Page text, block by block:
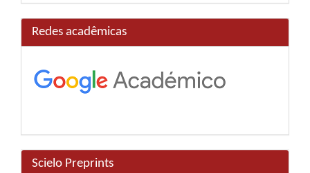
Redes acadêmicas
Scielo Preprints